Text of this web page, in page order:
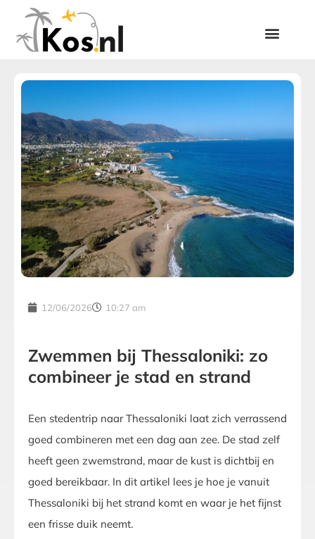
12/06/2026 10:27 am
Zwemmen bij Thessaloniki: zo
combineer je stad en strand
Een stedentrip naar Thessaloniki laat zich verrassend
goed combineren met een dag aan zee. De stad zelf
heeft geen zwemstrand, maar de kust is dichtbij en
goed bereikbaar. In dit artikel lees je hoe je vanuit
Thessaloniki bij het strand komt en waar je het fijnst
een frisse duik neemt.